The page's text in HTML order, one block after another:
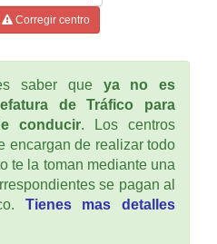
Corregir centro
saber que ya no es
de Tráfico para
conducir. Los centros
encargan de realizar todo
te la toman mediante una
se pagan al
Tienes mas detalles